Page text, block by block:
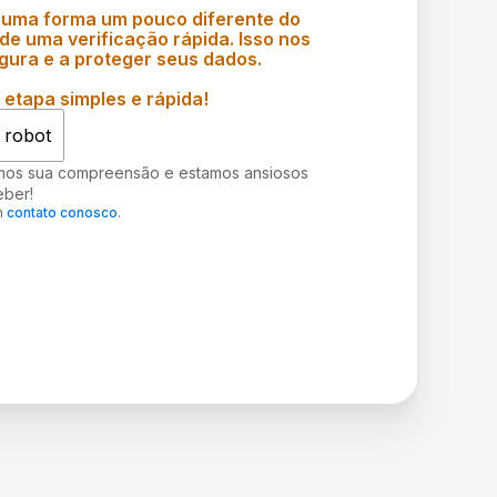
forma um pouco diferente do
uma verificação rápida. Isso nos
e a proteger seus dados.
simples e rápida!
robot
sua compreensão e estamos ansiosos
contato conosco.